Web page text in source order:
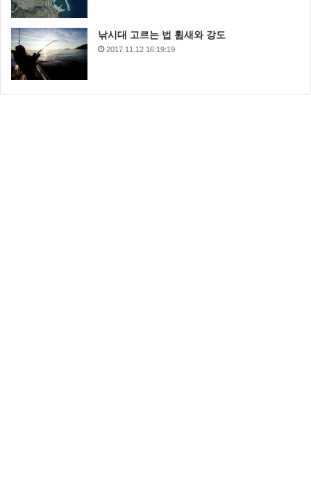
낚시대 고르는 법 휨새와 강도
2017.11.12 16:19:19